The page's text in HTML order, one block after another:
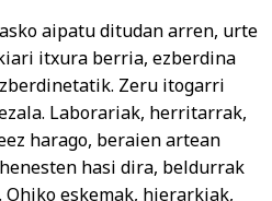
aipatu ditudan arren, urte
itxura berria, ezberdina
Zeru itogarri
Laborariak, herritarrak,
harago, beraien artean
hasi dira, beldurrak
eskemak, hierarkiak,